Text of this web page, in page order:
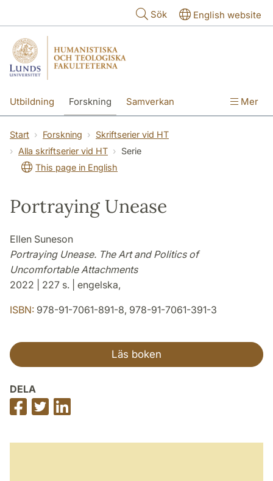
Sök English website
Utbildning Forskning Samverkan Mer
Start Forskning
Skriftserier vid HT
Alla skriftserier vid HT
Serie
This page in English
Portraying Unease
Ellen Suneson
Portraying Unease. The Art and Politics of
Uncomfortable Attachments
2022 | 227 s. | engelska,
ISBN: 978-91-7061-891-8, 978-91-7061-391-3
Läs boken
DELA
Dela
på
Dela
på
på